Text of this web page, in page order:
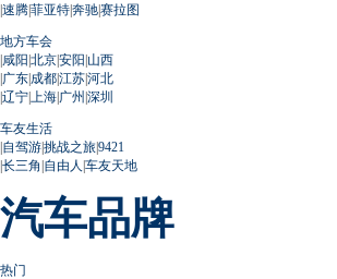
|速腾|菲亚特|奔驰|赛拉图
地方车会
|咸阳|北京|安阳|山西
|广东|成都|江苏|河北
|辽宁| 上海|广州 |深圳
车友生活
|自驾游|挑战之旅|9421
|长三角 |自由人 |车友天地
汽车品牌
热门